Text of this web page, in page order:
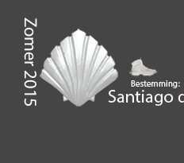
naar
inhoudZomer
2015,